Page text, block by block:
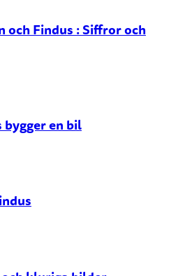
och Findus : Siffror och
bygger en bil